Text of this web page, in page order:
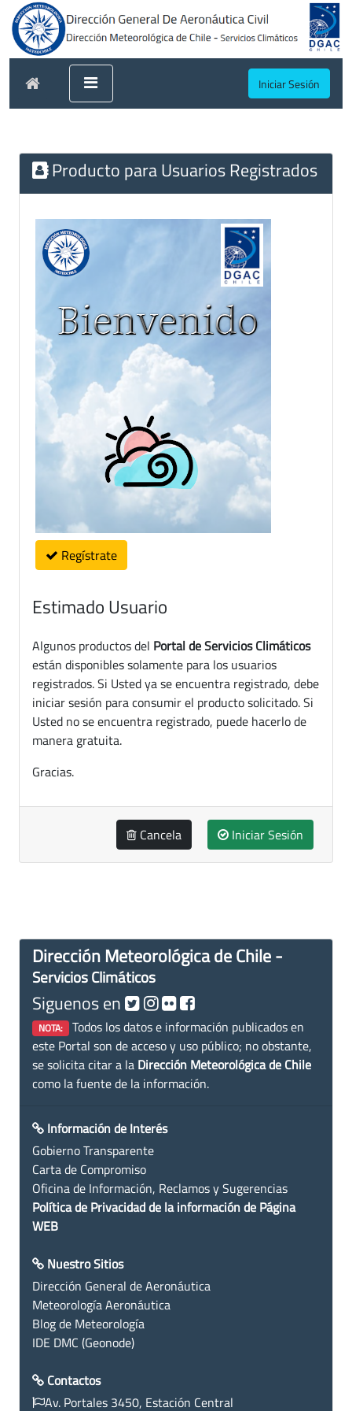
Iniciar Sesión
Producto para Usuarios Registrados
Regístrate
Estimado Usuario
Algunos productos del Portal de Servicios Climáticos
están disponibles solamente para los usuarios
registrados. Si Usted ya se encuentra registrado, debe
iniciar sesión para consumir el producto solicitado. Si
Usted no se encuentra registrado, puede hacerlo de
manera gratuita.
Gracias.
Cancela Iniciar Sesión
Dirección Meteorológica de Chile -
Servicios Climáticos
Siguenos en
NOTA: Todos los datos e información publicados en
este Portal son de acceso y uso público; no obstante,
se solicita citar a la Dirección Meteorológica de Chile
como la fuente de la información.
Información de Interés
Gobierno Transparente
Carta de Compromiso
Oficina de Información, Reclamos y Sugerencias
Política de Privacidad de la información de Página
WEB
Nuestro Sitios
Dirección General de Aeronáutica
Meteorología Aeronáutica
Blog de Meteorología
IDE DMC (Geonode)
Contactos
Av. Portales 3450, Estación Central